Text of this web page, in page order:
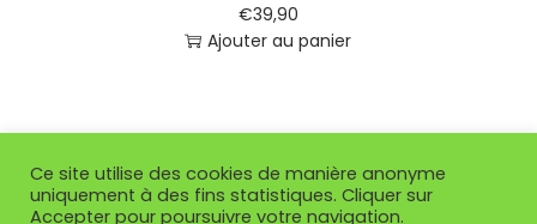
€39,90
Ajouter au panier
Ce site utilise des cookies de manière anonyme
uniquement à des fins statistiques. Cliquer sur
Accepter pour poursuivre votre navigation.